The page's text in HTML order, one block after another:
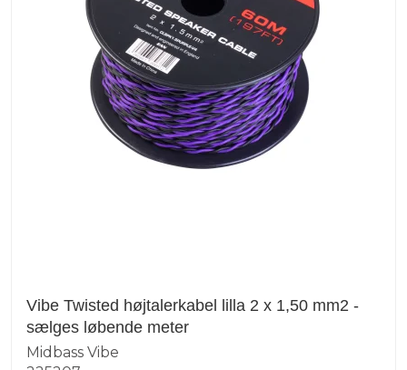
Vibe Twisted højtalerkabel lilla 2 x 1,50 mm2 -
sælges løbende meter
Midbass Vibe